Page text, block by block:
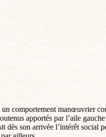
comportement manœuvrier
apportés par l’aile
son arrivée l’intérêt social